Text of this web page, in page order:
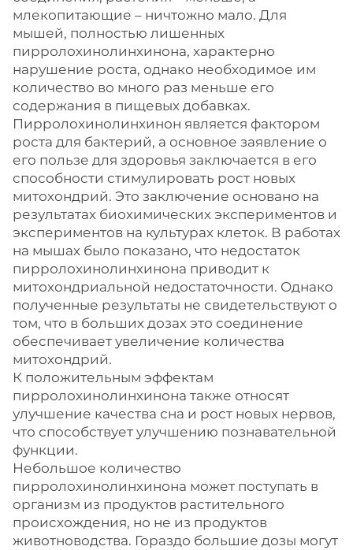
млекопитающие – ничтожно мало. Для
мышей, полностью лишенных
пирролохинолинхинона, характерно
нарушение роста, однако необходимое им
количество во много раз меньше его
содержания в пищевых добавках.
Пирролохинолинхинон является фактором
роста для бактерий, а основное заявление о
его пользе для здоровья заключается в его
способности стимулировать рост новых
митохондрий. Это заключение основано на
результатах биохимических экспериментов и
экспериментов на культурах клеток. В работах
на мышах было показано, что недостаток
пирролохинолинхинона приводит к
митохондриальной недостаточности. Однако
полученные результаты не свидетельствуют о
том, что в больших дозах это соединение
обеспечивает увеличение количества
митохондрий.
К положительным эффектам
пирролохинолинхинона также относят
улучшение качества сна и рост новых нервов,
что способствует улучшению познавательной
функции.
Небольшое количество
пирролохинолинхинона может поступать в
организм из продуктов растительного
происхождения, но не из продуктов
животноводства. Гораздо большие дозы могут